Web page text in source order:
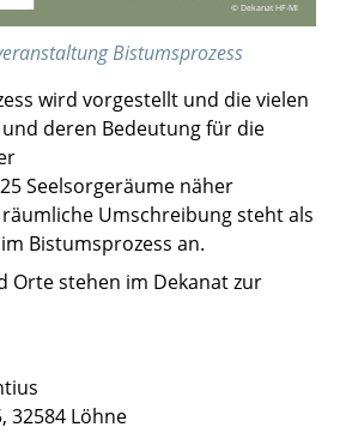
© Dekanat HF-MI
Bistumsprozess
wird vorgestellt und die vielen
deren Bedeutung für die
Seelsorgeräume näher
Umschreibung steht als
Bistumsprozess an.
Orte stehen im Dekanat zur
32584 Löhne